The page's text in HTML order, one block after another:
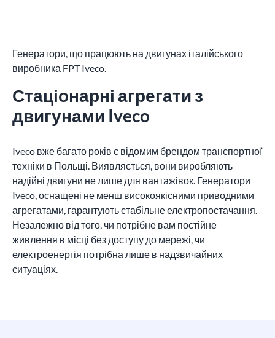
Генератори, що працюють на двигунах італійського
виробника FPT Iveco.
Стаціонарні агрегати з
двигунами Iveco
Iveco вже багато років є відомим брендом транспортної
техніки в Польщі. Виявляється, вони виробляють
надійні двигуни не лише для вантажівок. Генератори
Iveco,оснащені не менш високоякісними приводними
агрегатами, гарантують стабільне електропостачання.
Незалежно від того, чи потрібне вам постійне
живлення в місці без доступу до мережі, чи
електроенергія потрібна лише в надзвичайних
ситуаціях.